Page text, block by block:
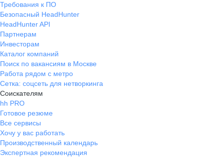
Требования к ПО
Безопасный HeadHunter
HeadHunter API
Партнерам
Инвесторам
Каталог компаний
Поиск по вакансиям в Москве
Работа рядом с метро
Сетка: соцсеть для нетворкинга
Соискателям
hh PRO
Готовое резюме
Все сервисы
Хочу у вас работать
Производственный календарь
Экспертная рекомендация